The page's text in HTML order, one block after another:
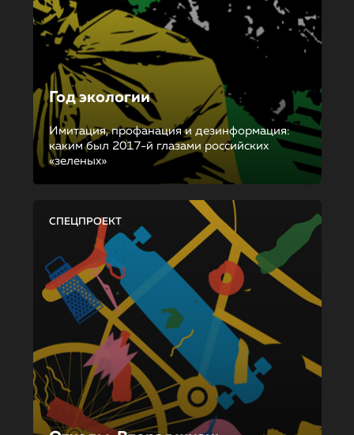
Год экологии
Имитация, профанация и дезинформация:
каким был 2017-й глазами российских
«зеленых»
СПЕЦПРОЕКТ